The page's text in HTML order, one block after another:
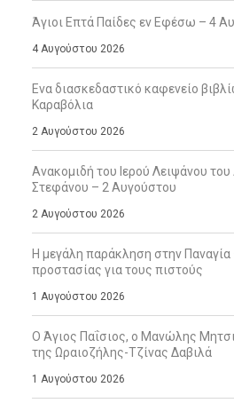
Άγιοι Επτά Παίδες εν Εφέσω – 4
4 Αυγούστου 2026
Ενα διασκεδαστικό καφενείο
Καραβόλια
2 Αυγούστου 2026
Ανακομιδή του Ιερού Λειψάνου
Στεφάνου – 2 Αυγούστου
2 Αυγούστου 2026
Η μεγάλη παράκληση στην
προστασίας για τους πιστούς
1 Αυγούστου 2026
Ο Άγιος Παΐσιος, ο Μανώλης
της Ωραιοζήλης-Τζίνας Δαβιλά
1 Αυγούστου 2026